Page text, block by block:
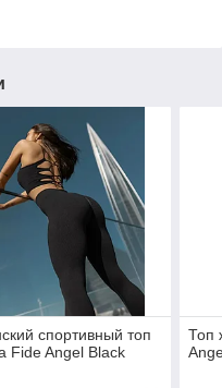
спортивный топ
Fide Angel Black
Топ